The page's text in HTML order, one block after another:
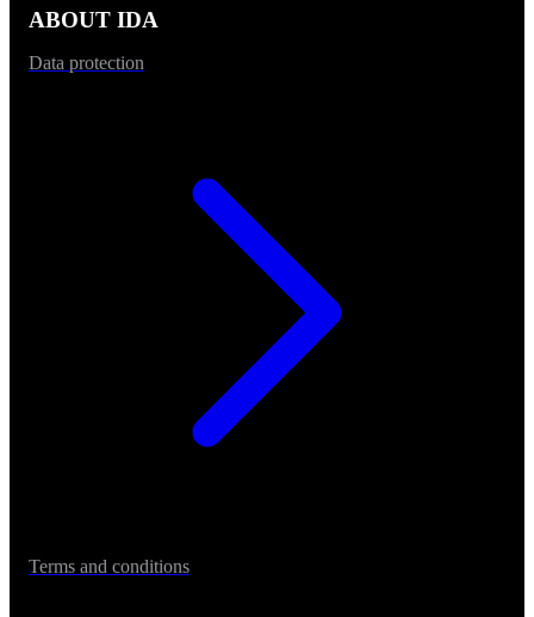
ABOUT IDA
Data protection
Terms and conditions